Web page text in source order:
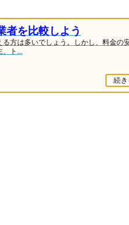
者を比較しよう
方は多いでしょう。しかし、料金の
、ト...
続